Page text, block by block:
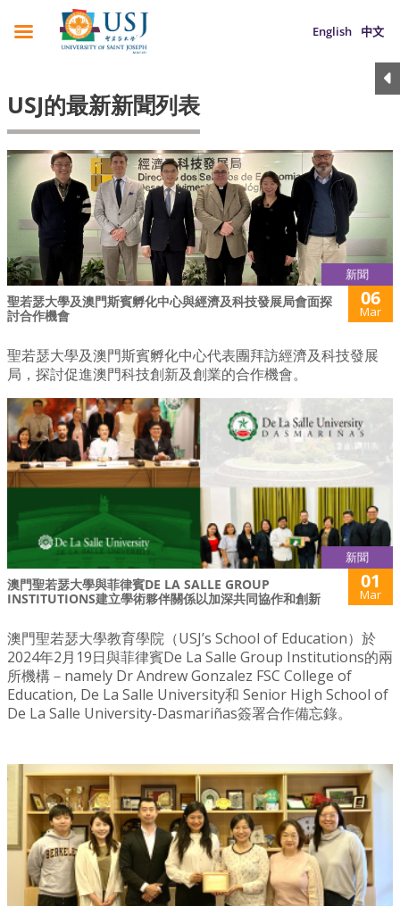
English 中文
USJ的最新新聞列表
新聞
聖若瑟大學及澳門斯賓孵化中心與經濟及科技發展局會面探
討合作機會
06
Mar
聖若瑟大學及澳門斯賓孵化中心代表團拜訪經濟及科技發展
局，探討促進澳門科技創新及創業的合作機會。
新聞
澳門聖若瑟大學與菲律賓DE LA SALLE GROUP
INSTITUTIONS建立學術夥伴關係以加深共同協作和創新
01
Mar
澳門聖若瑟大學教育學院（USJ’s School of Education）於
2024年2月19日與菲律賓De La Salle Group Institutions的兩
所機構－namely Dr Andrew Gonzalez FSC College of
Education, De La Salle University和 Senior High School of
De La Salle University-Dasmariñas簽署合作備忘錄。